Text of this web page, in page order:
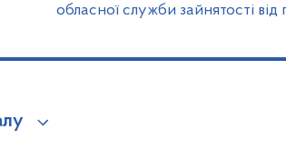
обласної служби зайнятості